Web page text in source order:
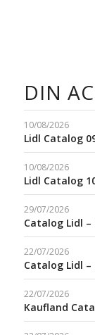
DIN
10/08/2026
Lidl Catalog
10/08/2026
Lidl Catalog
29/07/2026
Catalog Lidl –
22/07/2026
Catalog Lidl –
22/07/2026
Kaufland